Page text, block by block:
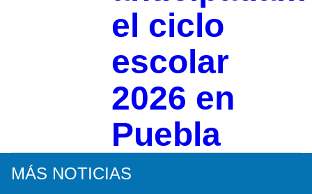
el ciclo
escolar
2026 en
Puebla
MÁS NOTICIAS